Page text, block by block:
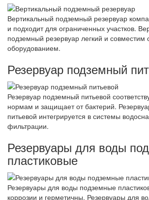
Вертикальный подземный резервуар
и подходит для ограниченных участков.
подземный резервуар легкий и совместим
оборудованием.
Резервуар подземный
Резервуар подземный питьевой
нормам и защищает от бактерий.
питьевой интегрируется в системы
фильтрации.
Резервуары для воды
пластиковые
Резервуары для воды подземные
коррозии и герметичны. Резервуары для